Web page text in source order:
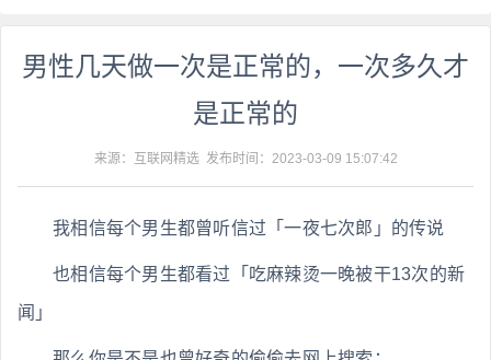
男性几天做一次是正常的，一次多久才
是正常的
来源：互联网精选 发布时间： 2023-03-09 15:07:42
我相信每个男生都曾听信过「一夜七次郎」的传说
也相信每个男生都看过「吃麻辣烫一晚被干13次的新
闻」